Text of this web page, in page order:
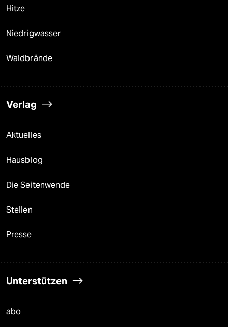
Hitze
Niedrigwasser
Waldbrände
Verlag
Aktuelles
Hausblog
Die Seitenwende
Stellen
Presse
Unterstützen
abo